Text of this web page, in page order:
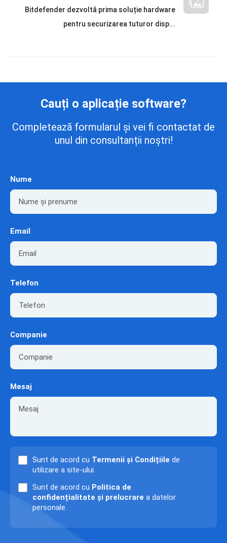
Bitdefender dezvoltă prima soluție hardware
pentru securizarea tuturor disp...
Cauți o aplicație software?
Completează formularul și vei fi contactat de
unul din consultanții noștri!
Nume
Email
Telefon
Companie
Mesaj
Sunt de acord cu Termenii și Condițiile de
utilizare a site-ului.
Sunt de acord cu Politica de
confidențialitate și prelucrare a datelor
personale.